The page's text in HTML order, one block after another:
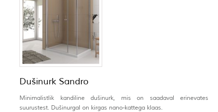
Dušinurk Sandro
Minimalistlik kandiline dušinurk, mis on saadaval erinevates
suurustest. Dušinurgal on kirgas nano-kattega klaas.